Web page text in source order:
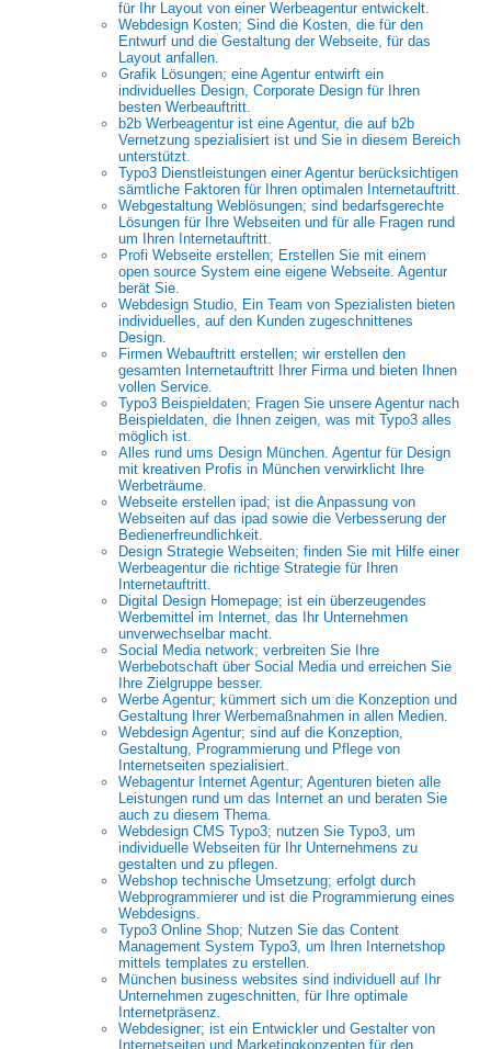
für Ihr Layout von einer Werbeagentur entwickelt.
Webdesign Kosten; Sind die Kosten, die für den
Entwurf und die Gestaltung der Webseite, für das
Layout anfallen.
Grafik Lösungen; eine Agentur entwirft ein
individuelles Design, Corporate Design für Ihren
besten Werbeauftritt.
b2b Werbeagentur ist eine Agentur, die auf b2b
Vernetzung spezialisiert ist und Sie in diesem Bereich
unterstützt.
Typo3 Dienstleistungen einer Agentur berücksichtigen
sämtliche Faktoren für Ihren optimalen Internetauftritt.
Webgestaltung Weblösungen; sind bedarfsgerechte
Lösungen für Ihre Webseiten und für alle Fragen rund
um Ihren Internetauftritt.
Profi Webseite erstellen; Erstellen Sie mit einem
open source System eine eigene Webseite. Agentur
berät Sie.
Webdesign Studio, Ein Team von Spezialisten bieten
individuelles, auf den Kunden zugeschnittenes
Design.
Firmen Webauftritt erstellen; wir erstellen den
gesamten Internetauftritt Ihrer Firma und bieten Ihnen
vollen Service.
Typo3 Beispieldaten; Fragen Sie unsere Agentur nach
Beispieldaten, die Ihnen zeigen, was mit Typo3 alles
möglich ist.
Alles rund ums Design München. Agentur für Design
mit kreativen Profis in München verwirklicht Ihre
Werbeträume.
Webseite erstellen ipad; ist die Anpassung von
Webseiten auf das ipad sowie die Verbesserung der
Bedienerfreundlichkeit.
Design Strategie Webseiten; finden Sie mit Hilfe einer
Werbeagentur die richtige Strategie für Ihren
Internetauftritt.
Digital Design Homepage; ist ein überzeugendes
Werbemittel im Internet, das Ihr Unternehmen
unverwechselbar macht.
Social Media network; verbreiten Sie Ihre
Werbebotschaft über Social Media und erreichen Sie
Ihre Zielgruppe besser.
Werbe Agentur; kümmert sich um die Konzeption und
Gestaltung Ihrer Werbemaßnahmen in allen Medien.
Webdesign Agentur; sind auf die Konzeption,
Gestaltung, Programmierung und Pflege von
Internetseiten spezialisiert.
Webagentur Internet Agentur; Agenturen bieten alle
Leistungen rund um das Internet an und beraten Sie
auch zu diesem Thema.
Webdesign CMS Typo3; nutzen Sie Typo3, um
individuelle Webseiten für Ihr Unternehmens zu
gestalten und zu pflegen.
Webshop technische Umsetzung; erfolgt durch
Webprogrammierer und ist die Programmierung eines
Webdesigns.
Typo3 Online Shop; Nutzen Sie das Content
Management System Typo3, um Ihren Internetshop
mittels templates zu erstellen.
München business websites sind individuell auf Ihr
Unternehmen zugeschnitten, für Ihre optimale
Internetpräsenz.
Webdesigner; ist ein Entwickler und Gestalter von
Internetseiten und Marketingkonzepten für den